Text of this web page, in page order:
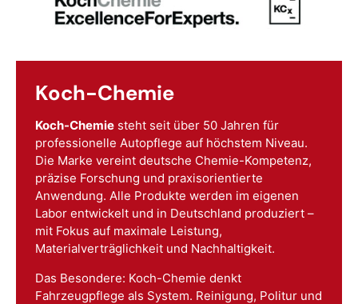
Koch-Chemie
Koch-Chemie steht seit über 50 Jahren für
professionelle Autopflege auf höchstem Niveau.
Die Marke vereint deutsche Chemie-Kompetenz,
präzise Forschung und praxisorientierte
Anwendung. Alle Produkte werden im eigenen
Labor entwickelt und in Deutschland produziert –
mit Fokus auf maximale Leistung,
Materialverträglichkeit und Nachhaltigkeit.
Das Besondere: Koch-Chemie denkt
Fahrzeugpflege als System. Reinigung, Politur und